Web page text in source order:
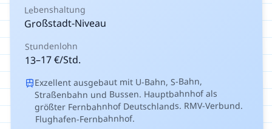
Lebenshaltung
Großstadt-Niveau
Stundenlohn
13–17€/Std.
Exzellent ausgebaut mit U-Bahn, S-Bahn,
Straßenbahn und Bussen. Hauptbahnhof als
größter Fernbahnhof Deutschlands. RMV-Verbund.
Flughafen-Fernbahnhof.